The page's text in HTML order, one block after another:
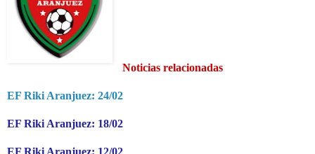
Noticias relacionadas
EF Riki Aranjuez: 24/02
EF Riki Aranjuez: 18/02
EF Riki Aranjuez: 12/02